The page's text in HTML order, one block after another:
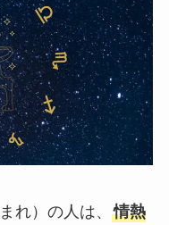
れ）の人は、
情熱